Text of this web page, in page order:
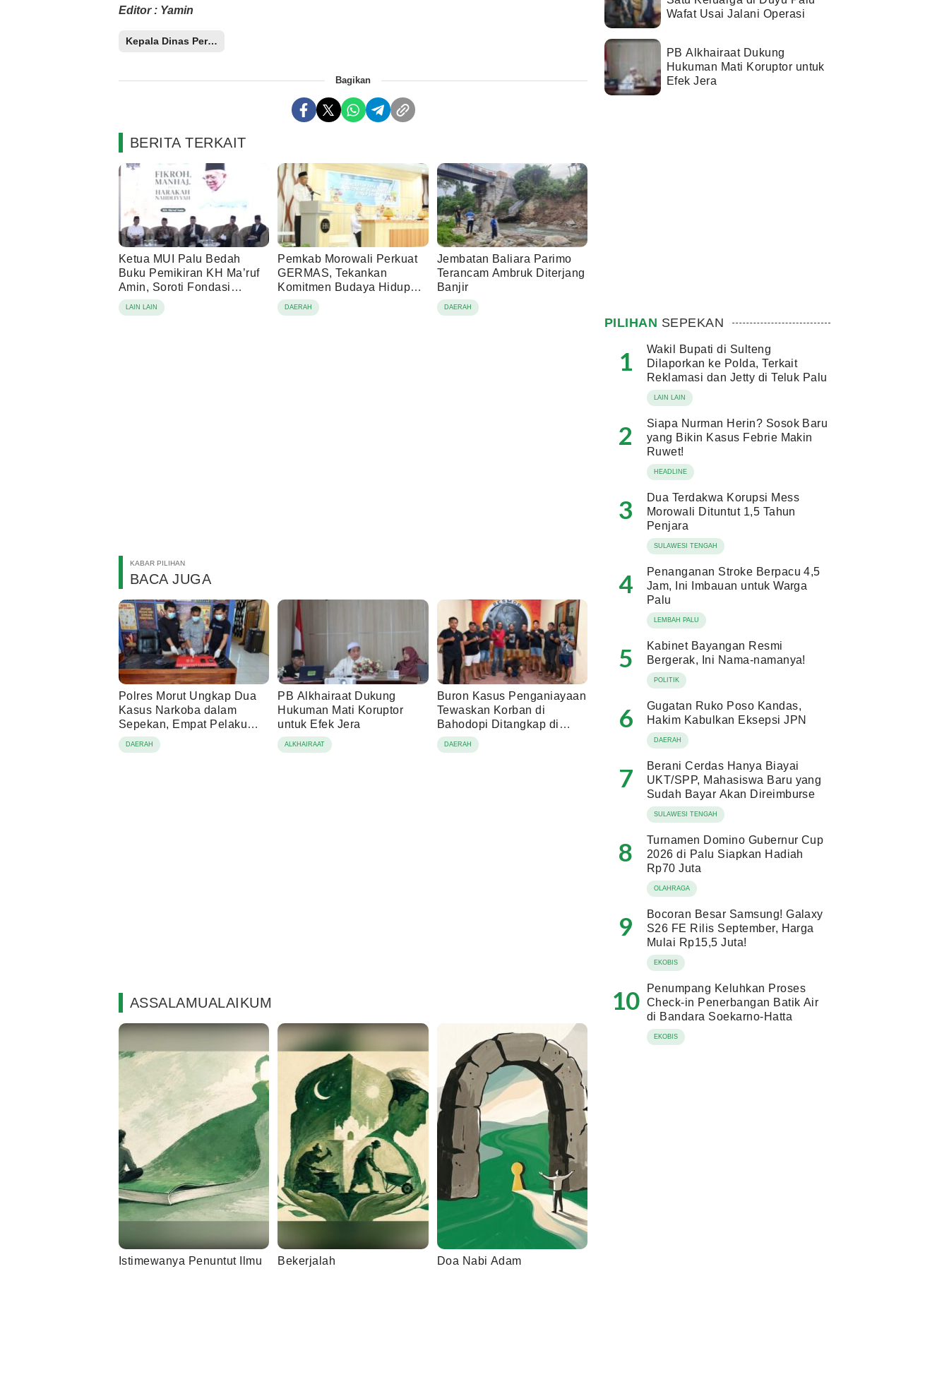
Editor : Yamin
Kepala Dinas Perhubungan Parimo
Bagikan
BERITA TERKAIT
Ketua MUI Palu Bedah
Buku Pemikiran KH Ma’ruf
Amin, Soroti Fondasi
Intelektual NU
LAIN LAIN
Pemkab Morowali Perkuat
GERMAS, Tekankan
Komitmen Budaya Hidup
Sehat
DAERAH
Jembatan Baliara Parimo
Terancam Ambruk Diterjang
Banjir
DAERAH
KABAR PILIHAN
BACA JUGA
Polres Morut Ungkap Dua
Kasus Narkoba dalam
Sepekan, Empat Pelaku
Ditangkap
DAERAH
PB Alkhairaat Dukung
Hukuman Mati Koruptor
untuk Efek Jera
ALKHAIRAAT
Buron Kasus Penganiayaan
Tewaskan Korban di
Bahodopi Ditangkap di
Buton
DAERAH
ASSALAMUALAIKUM
Istimewanya Penuntut Ilmu Bekerjalah Doa Nabi Adam
Wafat Usai Jalani Operasi
PB Alkhairaat Dukung
Hukuman Mati Koruptor untuk
Efek Jera
PILIHAN SEPEKAN
1
Wakil Bupati di Sulteng
Dilaporkan ke Polda, Terkait
Reklamasi dan Jetty di Teluk Palu
LAIN LAIN
2
Siapa Nurman Herin? Sosok Baru
yang Bikin Kasus Febrie Makin
Ruwet!
HEADLINE
3
Dua Terdakwa Korupsi Mess
Morowali Dituntut 1,5 Tahun
Penjara
SULAWESI TENGAH
4
Penanganan Stroke Berpacu 4,5
Jam, Ini Imbauan untuk Warga
Palu
LEMBAH PALU
5
Kabinet Bayangan Resmi
Bergerak, Ini Nama-namanya!
POLITIK
6
Gugatan Ruko Poso Kandas,
Hakim Kabulkan Eksepsi JPN
DAERAH
7
Berani Cerdas Hanya Biayai
UKT/SPP, Mahasiswa Baru yang
Sudah Bayar Akan Direimburse
SULAWESI TENGAH
8
Turnamen Domino Gubernur Cup
2026 di Palu Siapkan Hadiah
Rp70 Juta
OLAHRAGA
9
Bocoran Besar Samsung! Galaxy
S26 FE Rilis September, Harga
Mulai Rp15,5 Juta!
EKOBIS
10
Penumpang Keluhkan Proses
Check-in Penerbangan Batik Air
di Bandara Soekarno-Hatta
EKOBIS